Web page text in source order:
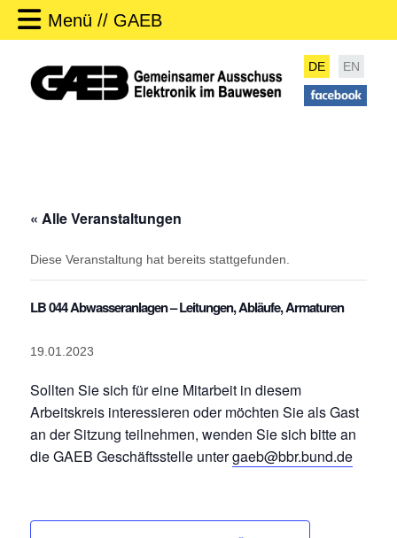
Menü // GAEB
DE EN
« Alle Veranstaltungen
Diese Veranstaltung hat bereits stattgefunden.
LB 044 Abwasseranlagen – Leitungen, Abläufe, Armaturen
19.01.2023
Sollten Sie sich für eine Mitarbeit in diesem
Arbeitskreis interessieren oder möchten Sie als Gast
an der Sitzung teilnehmen, wenden Sie sich bitte an
die GAEB Geschäftsstelle untergaeb@bbr.bund.de